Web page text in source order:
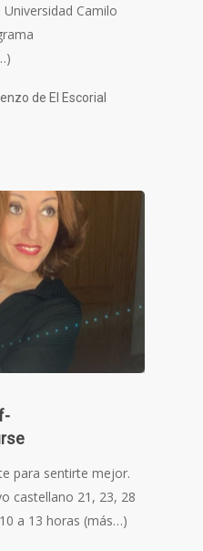
Camilo
de El Escorial
para sentirte mejor.
castellano 21, 23, 28
a 13 horas (más…)